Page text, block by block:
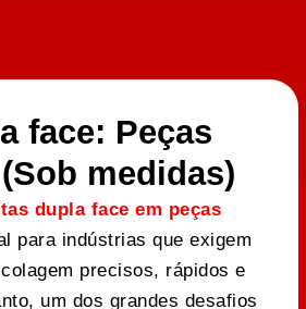
face: Peças
medidas)
dupla face em peças
para indústrias que exigem
precisos, rápidos e
um dos grandes desafios